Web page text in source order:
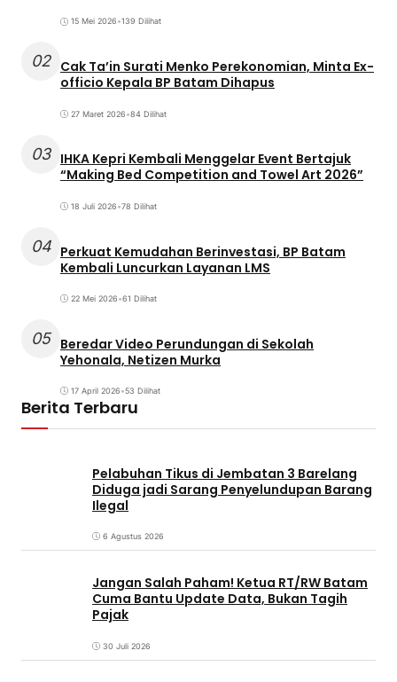
15 Mei 2026•139 Dilihat
02 Cak Ta’in Surati Menko Perekonomian, Minta Ex-
officio Kepala BP Batam Dihapus
27 Maret 2026•84 Dilihat
03 IHKA Kepri Kembali Menggelar Event Bertajuk
“Making Bed Competition and Towel Art 2026”
18 Juli 2026•78 Dilihat
04 Perkuat Kemudahan Berinvestasi, BP Batam
Kembali Luncurkan Layanan LMS
22 Mei 2026•61 Dilihat
05 Beredar Video Perundungan di Sekolah
Yehonala, Netizen Murka
17 April 2026•53 Dilihat
Berita Terbaru
Pelabuhan Tikus di Jembatan 3 Barelang
Diduga jadi Sarang Penyelundupan Barang
Ilegal
6 Agustus 2026
Jangan Salah Paham! Ketua RT/RW Batam
Cuma Bantu Update Data, Bukan Tagih
Pajak
30 Juli 2026